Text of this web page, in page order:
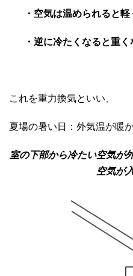
・空気は温められると
・逆に冷たくなると重
これを重力換気といい、
夏場の暑い日：外気温が暖
室の下部から冷たい空気が
空気が